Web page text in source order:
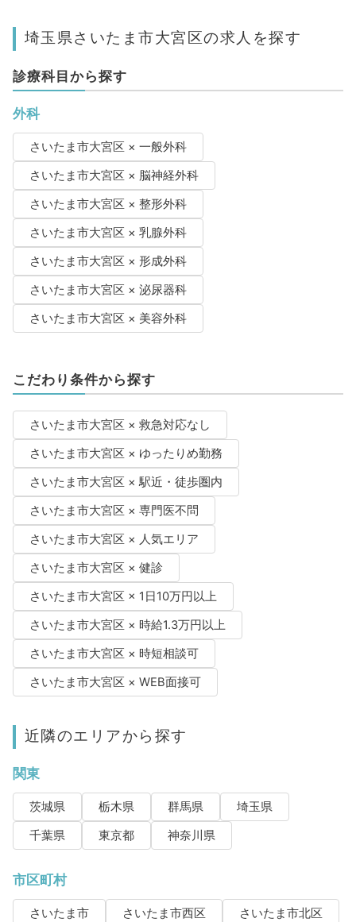
埼玉県さいたま市大宮区の求人を探す
診療科目から探す
外科
さいたま市大宮区 × 一般外科
さいたま市大宮区 × 脳神経外科
さいたま市大宮区 × 整形外科
さいたま市大宮区 × 乳腺外科
さいたま市大宮区 × 形成外科
さいたま市大宮区 × 泌尿器科
さいたま市大宮区 × 美容外科
こだわり条件から探す
さいたま市大宮区 × 救急対応なし
さいたま市大宮区 × ゆったりめ勤務
さいたま市大宮区 × 駅近・徒歩圏内
さいたま市大宮区 × 専門医不問
さいたま市大宮区 × 人気エリア
さいたま市大宮区 × 健診
さいたま市大宮区 × 1日10万円以上
さいたま市大宮区 × 時給1.3万円以上
さいたま市大宮区 × 時短相談可
さいたま市大宮区 × WEB面接可
近隣のエリアから探す
関東
茨城県 栃木県 群馬県
埼玉県
千葉県
東京都 神奈川県
市区町村
さいたま市 さいたま市西区
さいたま市北区